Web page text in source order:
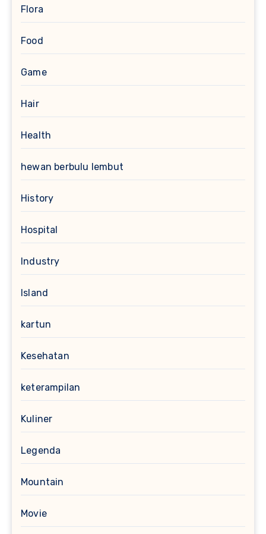
Flora
Food
Game
Hair
Health
hewan berbulu lembut
History
Hospital
Industry
Island
kartun
Kesehatan
keterampilan
Kuliner
Legenda
Mountain
Movie